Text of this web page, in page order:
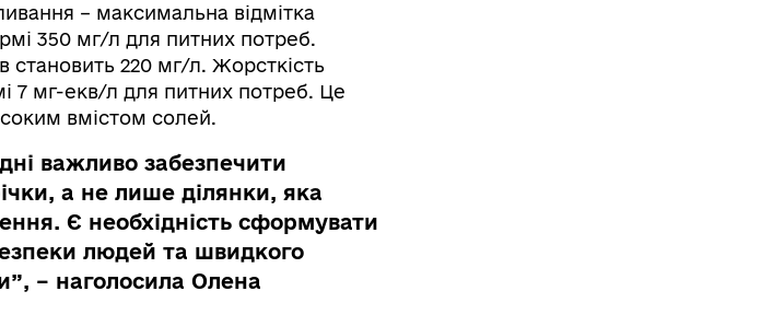
– максимальна відмітка
350 мг/л для питних потреб.
становить 220 мг/л. Жорсткість
7 мг-екв/л для питних потреб. Це
вмістом солей.
важливо забезпечити
а не лише ділянки, яка
Є необхідність сформувати
людей та швидкого
– наголосила Олена